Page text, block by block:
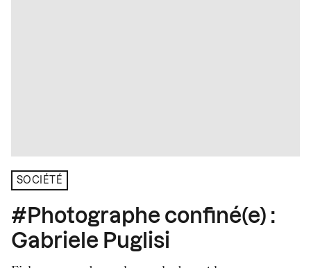
SOCIÉTÉ
#Photographe confiné(e) :
Gabriele Puglisi